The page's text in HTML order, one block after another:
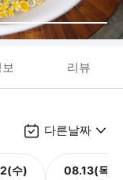
리뷰
다른날짜
수) 08.13(목)